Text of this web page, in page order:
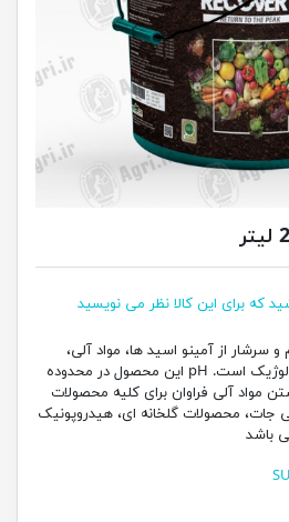
که برای این کالا نظر می نویسید
سرشار از آمینو اسید ها، مواد آلی،
کربن آلی و همچنین مواد بیولوژیک است. pH این محصول در محدوده
مواد آلی فراوان برای کلیه محصولات
جات، محصولات گلخانه ای، هیدروپونیک
باشد